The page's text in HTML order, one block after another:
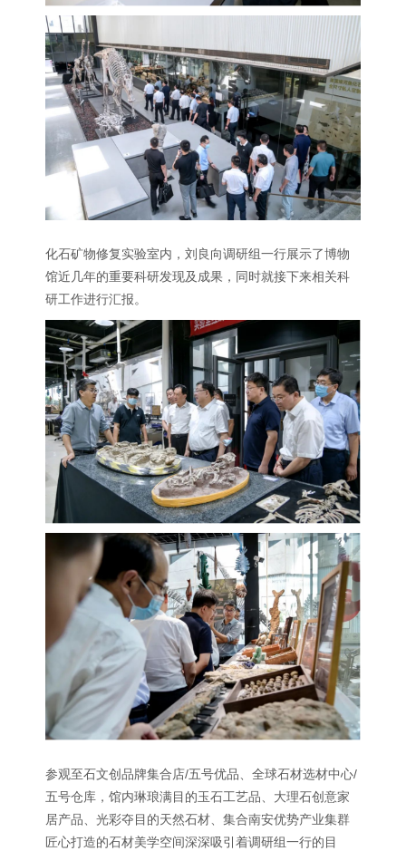
化石矿物修复实验室内，刘良向调研组一行展示了博物
馆近几年的重要科研发现及成果，同时就接下来相关科
研工作进行汇报。
参观至石文创品牌集合店/五号优品、全球石材选材中心/
五号仓库，馆内琳琅满目的玉石工艺品、大理石创意家
居产品、光彩夺目的天然石材、集合南安优势产业集群
匠心打造的石材美学空间深深吸引着调研组一行的目